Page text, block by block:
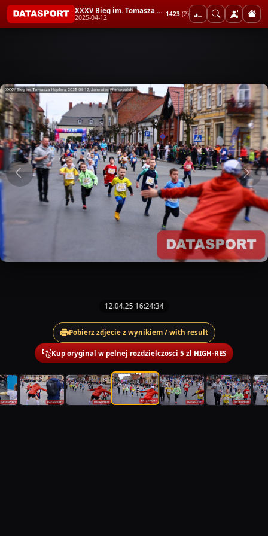
XXXV Bieg im. Tomasza Hopfera
2025-04-12 1423 (2)
12.04.25 16:24:34
Pobierz zdjecie z wynikiem / with result
Kup oryginal w pelnej rozdzielczosci 5 zl HIGH-RES